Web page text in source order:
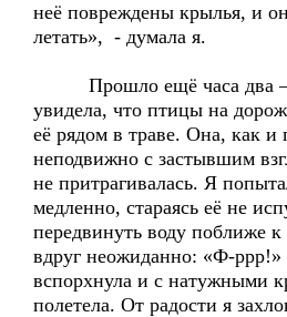
неё повреждены крылья, и
летать», - думала я.
Прошло ещё часа два –
увидела, что птицы на
её рядом в траве. Она, как и
неподвижно с застывшим
не притрагивалась. Я
медленно, стараясь её не
передвинуть воду поближе к
вдруг неожиданно: «Ф-
вспорхнула и с натужными
полетела. От радости я